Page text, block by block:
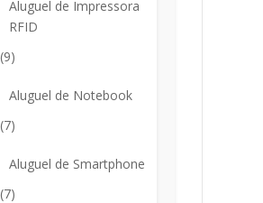
Aluguel de Impressora
RFID
(9)
Aluguel de Notebook
(7)
Aluguel de Smartphone
(7)